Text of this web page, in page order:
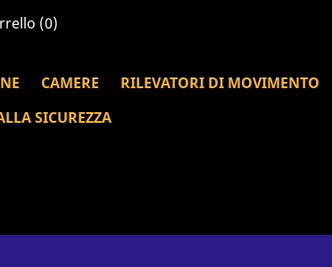
(0)
CAMERE RILEVATORI DI MOVIMENTO
SICUREZZA